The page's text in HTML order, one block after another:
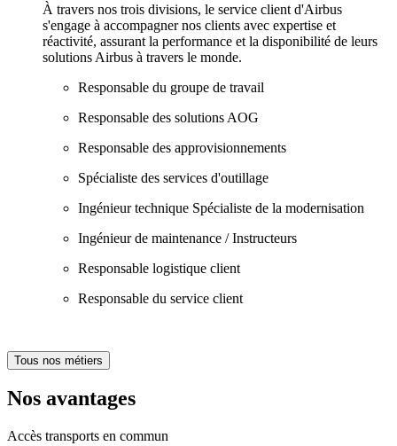
À travers nos trois divisions, le service client d'Airbus
s'engage à accompagner nos clients avec expertise et
réactivité, assurant la performance et la disponibilité de leurs
solutions Airbus à travers le monde.
Responsable du groupe de travail
Responsable des solutions AOG
Responsable des approvisionnements
Spécialiste des services d'outillage
Ingénieur technique Spécialiste de la modernisation
Ingénieur de maintenance / Instructeurs
Responsable logistique client
Responsable du service client
Tous nos métiers
Nos avantages
Accès transports en commun